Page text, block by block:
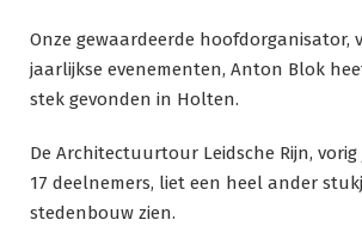
Onze gewaardeerde hoofdorganisator,
jaarlijkse evenementen, Anton Blok
stek gevonden in Holten.
De Architectuurtour Leidsche Rijn,
17 deelnemers, liet een heel ander
stedenbouw zien.